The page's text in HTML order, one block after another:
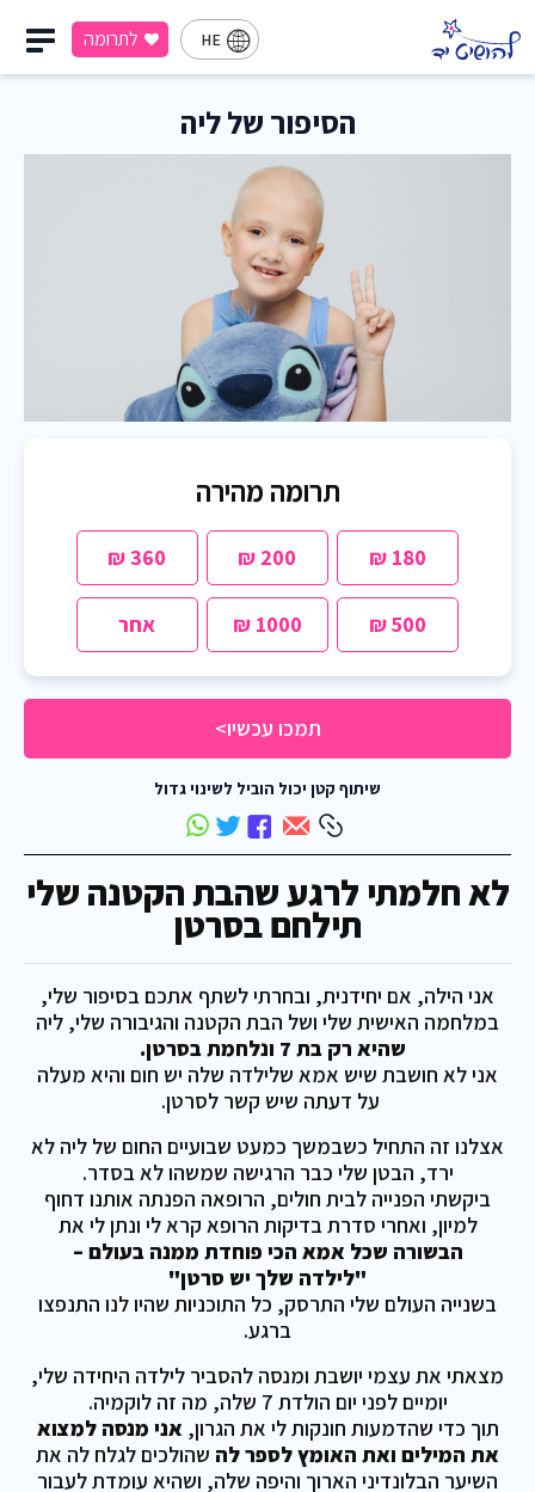
HE לתרומה
הסיפור של ליה
תרומה מהירה
180 ₪
200 ₪
360 ₪
500 ₪
1000 ₪ אחר
תמכו עכשיו>
שיתוף קטן יכול הוביל לשינוי גדול
לא חלמתי לרגע שהבת הקטנה שלי
תילחם בסרטן
אני הילה, אם יחידנית, ובחרתי לשתף אתכם בסיפור שלי,
במלחמה האישית שלי ושל הבת הקטנה והגיבורה שלי, ליה
שהיא רק בת 7 ונלחמת בסרטן.
אני לא חושבת שיש אמא שלילדה שלה יש חום והיא מעלה
על דעתה שיש קשר לסרטן.
אצלנו זה התחיל כשבמשך כמעט שבועיים החום של ליה לא
ירד, הבטן שלי כבר הרגישה שמשהו לא בסדר.
ביקשתי הפנייה לבית חולים, הרופאה הפנתה אותנו דחוף
למיון, ואחרי סדרת בדיקות הרופא קרא לי ונתן לי את
הבשורה שכל אמא הכי פוחדת ממנה בעולם –
"לילדה שלך יש סרטן"
בשנייה העולם שלי התרסק, כל התוכניות שהיו לנו התנפצו
ברגע.
מצאתי את עצמי יושבת ומנסה להסביר לילדה היחידה שלי,
יומיים לפני יום הולדת 7 שלה, מה זה לוקמיה.
תוך כדי שהדמעות חונקות לי את הגרון, אני מנסה למצוא
את המילים ואת האומץ לספר לה שהולכים לגלח לה את
השיער הבלונדיני הארוך והיפה שלה, ושהיא עומדת לעבור